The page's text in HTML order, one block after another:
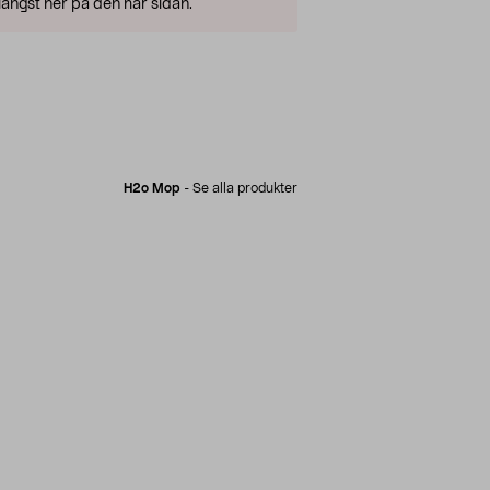
ner på den här sidan.
H2o Mop - Se alla produkter